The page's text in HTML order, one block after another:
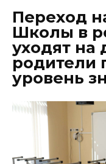
Переход
Школы в
уходят на
родители
уровень